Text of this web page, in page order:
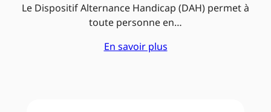
Le Dispositif Alternance Handicap (DAH) permet à
toute personne en…
En savoir plus